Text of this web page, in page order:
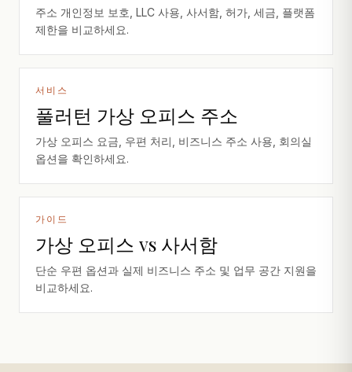
주소 개인정보 보호, LLC 사용, 사서함, 허가, 세금, 플랫폼
제한을 비교하세요.
서비스
풀러턴 가상 오피스 주소
가상 오피스 요금, 우편 처리, 비즈니스 주소 사용, 회의실
옵션을 확인하세요.
가이드
가상 오피스 vs 사서함
단순 우편 옵션과 실제 비즈니스 주소 및 업무 공간 지원을
비교하세요.